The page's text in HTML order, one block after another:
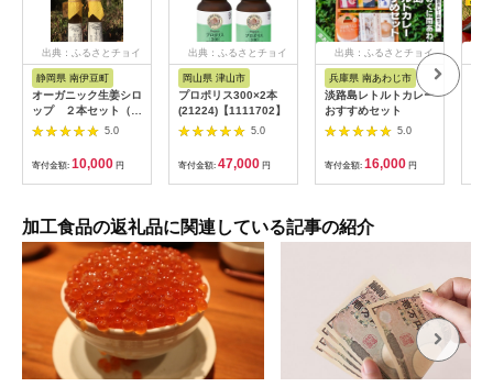
出典：ふるさとチョイ
静岡県 南伊豆町
オーガニック生姜シロ
ップ ２本セット（プ
レーン） 【 生姜 健
康 ジンジャーシロッ
プ ジンジャー しょう
が 生姜シロップ 】
<H-1>
5.0
寄付金額: 10,000 円
出典：ふるさとチョイ
岡山県 津山市
プロポリス300×2本
(21224)【1111702】
5.0
寄付金額: 47,000 円
出典：ふるさとチョイ
兵庫県 南あわじ市
淡路島レトルトカレー
おすすめセット
5.0
寄付金額: 16,000 円
加工食品の返礼品に関連している記事の紹介